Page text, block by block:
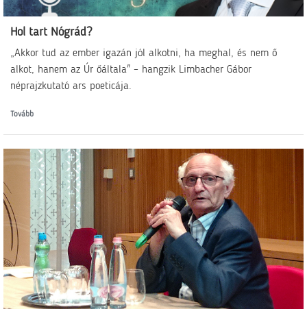
Hol tart Nógrád?
„Akkor tud az ember igazán jól alkotni, ha meghal, és nem ő
alkot, hanem az Úr őáltala" – hangzik Limbacher Gábor
néprajzkutató ars poeticája.
Tovább